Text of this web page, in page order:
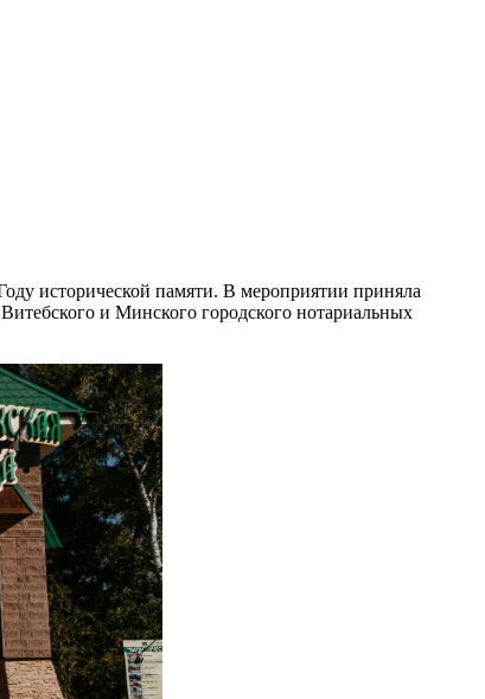
исторической памяти. В мероприятии приняла
и Минского городского нотариальных